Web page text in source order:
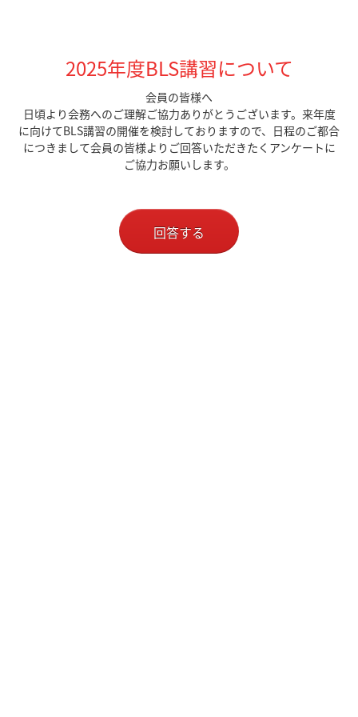
2025年度BLS講習について
会員の皆様へ
日頃より会務へのご理解ご協力ありがとうございます。来年度
に向けてBLS講習の開催を検討しておりますので、日程のご都合
につきまして会員の皆様よりご回答いただきたくアンケートに
ご協力お願いします。
回答する